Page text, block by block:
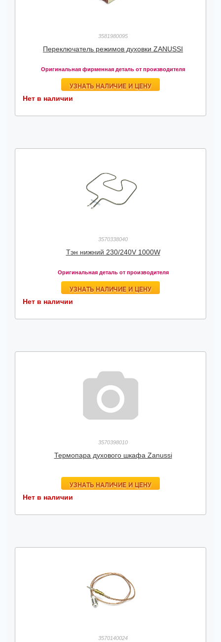
3581980095
Переключатель режимов духовки ZANUSSI
Оригинальная фирменная деталь от производителя
УЗНАТЬ НАЛИЧИЕ И ЦЕНУ
Нет в наличии
3570338040
Тэн нижний 230/240V 1000W
Оригинальная деталь от производителя
УЗНАТЬ НАЛИЧИЕ И ЦЕНУ
Нет в наличии
3570398010
Термопара духового шкафа Zanussi
УЗНАТЬ НАЛИЧИЕ И ЦЕНУ
Нет в наличии
3570140024